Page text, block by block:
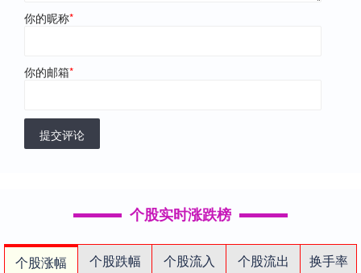
你的昵称*
你的邮箱*
提交评论
个股实时涨跌榜
个股涨幅 个股跌幅 个股流入 个股流出
换手率